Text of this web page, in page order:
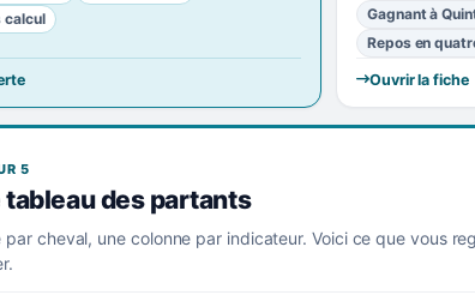
calcul
Gagnant à
Repos en
Ouvrir la fiche
5
tableau des partants
par cheval, une colonne par indicateur. Voici ce que vous